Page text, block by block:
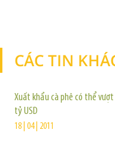
CÁC TIN
Xuất khẩu cà phê có thể vượt
tỷ USD
18 | 04 | 2011